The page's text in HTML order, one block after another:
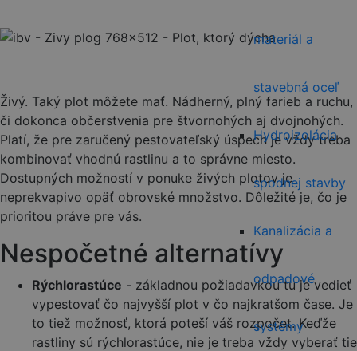
materiál a
stavebná oceľ
Hydroizolácia
spodnej stavby
Kanalizácia a
odpadové
systémy
Živý. Taký plot môžete mať. Nádherný, plný farieb a ruchu,
či dokonca občerstvenia pre štvornohých aj dvojnohých.
Platí, že pre zaručený pestovateľský úspech je vždy treba
kombinovať vhodnú rastlinu a to správne miesto.
Dostupných možností v ponuke živých plotov je
neprekvapivo opäť obrovské množstvo. Dôležité je, čo je
prioritou práve pre vás.
Nespočetné alternatívy
Rýchlorastúce - základnou požiadavkou tu je vedieť
vypestovať čo najvyšší plot v čo najkratšom čase. Je
to tiež možnosť, ktorá poteší váš rozpočet. Keďže
rastliny sú rýchlorastúce, nie je treba vždy vyberať tie